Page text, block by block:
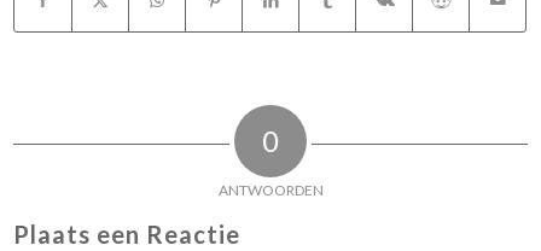
0
ANTWOORDEN
Plaats een Reactie